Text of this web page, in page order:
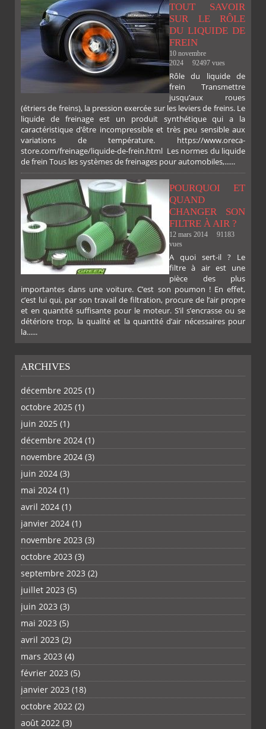
PLUS
TOUT SAVOIR
SUR LE RÔLE
DU LIQUIDE DE
FREIN
10 novembre
2024
92497 vues
Rôle du liquide de
frein Transmettre
jusqu’aux roues
(étriers de freins), la pression exercée sur les leviers de freins. Le
liquide de freinage est un produit synthétique qui a la
caractéristique d’être incompressible et très peu sensible aux
variations de température. https://www.oreca-
store.com/freinage/liquide-de-frein.html Les normes du liquide
de frein Tous les systèmes de freinages pour automobiles,......
POURQUOI ET
QUAND
CHANGER SON
FILTRE À AIR ?
12 mars 2014
91183
vues
A quoi sert-il ? Le
filtre à air est une
pièce des plus
importantes dans une voiture. C’est son poumon ! En effet,
c’est lui qui, par son travail de filtration, procure de l’air propre
et en quantité suffisante pour le moteur. S’il s’encrasse ou se
détériore trop, la qualité et la quantité d’air nécessaires pour
la......
ARCHIVES
décembre 2025 (1)
octobre 2025 (1)
juin 2025 (1)
décembre 2024 (1)
novembre 2024 (3)
juin 2024 (3)
mai 2024 (1)
avril 2024 (1)
janvier 2024 (1)
novembre 2023 (3)
octobre 2023 (3)
septembre 2023 (2)
juillet 2023 (5)
juin 2023 (3)
mai 2023 (5)
avril 2023 (2)
mars 2023 (4)
février 2023 (5)
janvier 2023 (18)
octobre 2022 (2)
août 2022 (3)